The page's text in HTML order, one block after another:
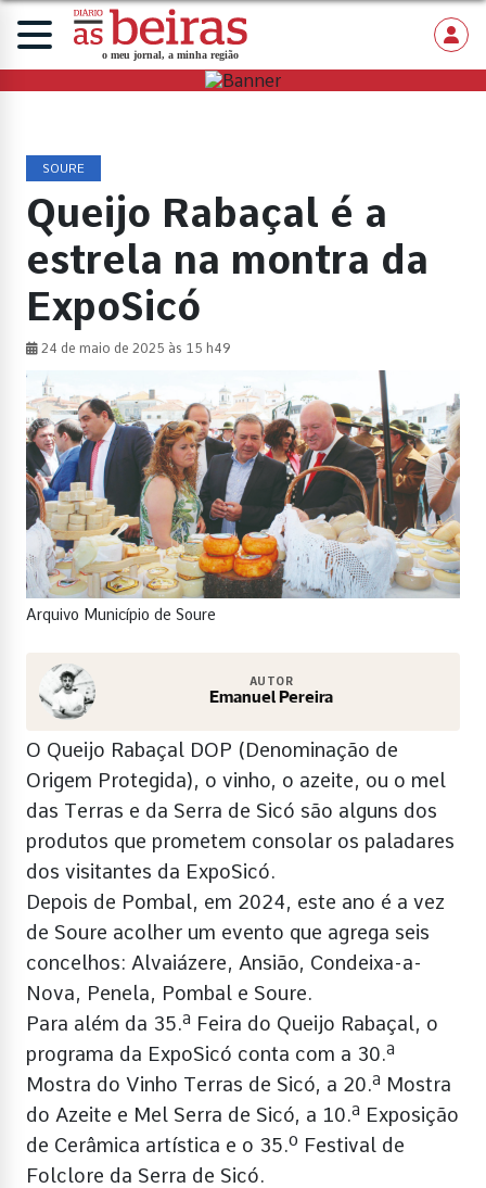
SOURE
Queijo Rabaçal é a
estrela na montra da
ExpoSicó
24 de maio de 2025 às 15 h49
Arquivo Município de Soure
AUTOR
Emanuel Pereira
O Queijo Rabaçal DOP (Denominação de
Origem Protegida), o vinho, o azeite, ou o mel
das Terras e da Serra de Sicó são alguns dos
produtos que prometem consolar os paladares
dos visitantes da ExpoSicó.
Depois de Pombal, em 2024, este ano é a vez
de Soure acolher um evento que agrega seis
concelhos: Alvaiázere, Ansião, Condeixa-a-
Nova, Penela, Pombal e Soure.
Para além da 35.ª Feira do Queijo Rabaçal, o
programa da ExpoSicó conta com a 30.ª
Mostra do Vinho Terras de Sicó, a 20.ª Mostra
do Azeite e Mel Serra de Sicó, a 10.ª Exposição
de Cerâmica artística e o 35.º Festival de
Folclore da Serra de Sicó.